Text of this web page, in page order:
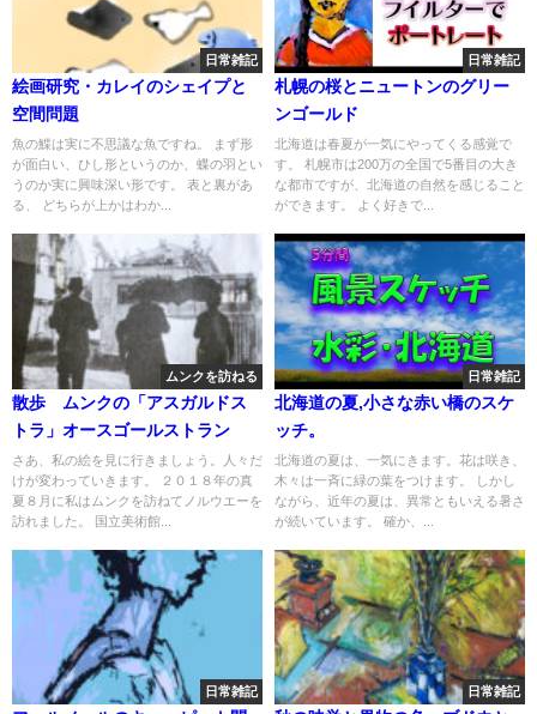
日常雑記
絵画研究・カレイのシェイプと
空間問題
魚の鰈は実に不思議な魚ですね。 まず形
が面白い、ひし形というのか、蝶の羽とい
うのか実に興味深い形です。 表と裏があ
る、 どちらが上かはわか...
日常雑記
札幌の桜とニュートンのグリー
ンゴールド
北海道は春夏が一気にやってくる感覚で
す。 札幌市は200万の全国で5番目の大き
な都市ですが、北海道の自然を感じること
ができます。 よく好きで...
ムンクを訪ねる
散歩 ムンクの「アスガルドス
トラ」オースゴールストラン
さあ、私の絵を見に行きましょう。人々だ
けが変わっていきます。 ２０１８年の真
夏８月に私はムンクを訪ねてノルウエーを
訪れました。 国立美術館...
日常雑記
北海道の夏,小さな赤い橋のスケ
ッチ。
北海道の夏は、一気にきます。花は咲き、
木々は一斉に緑の葉をつけます。 しかし
ながら、近年の夏は、異常ともいえる暑さ
が続いています。 確か、...
日常雑記 日常雑記